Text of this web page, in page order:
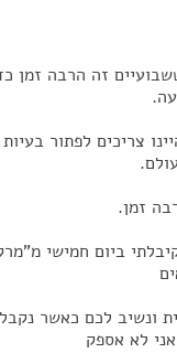
זה הרבה זמן
צריכים לפתור
זמן.
ביום חמישי
ונשיב לכם כאשר
לא אספק